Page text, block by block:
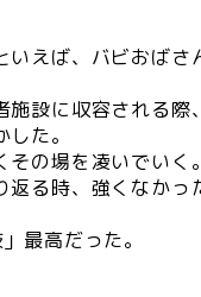
いえば、バビおばさ
施設に収容される際
た。
の場を凌いでいく。
返る時、強くなかっ
最高だった。